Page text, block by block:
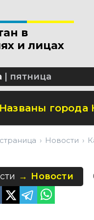
в
и лицах
пятница
Сколько стоит
столице
Названы города
Новости
Новости